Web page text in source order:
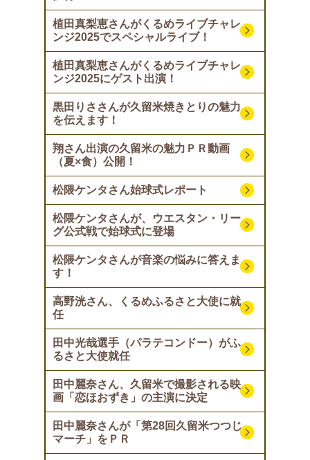
植田真梨恵さんがくるめライブチャレ
ンジ2025でスペシャルライブ！
植田真梨恵さんがくるめライブチャレ
ンジ2025にゲスト出演！
黒田りささんが久留米焼きとりの魅力
を伝えます！
翔さん出演の久留米の魅力ＰＲ動画
（夏×食）公開！
松隈ケンタさん始球式レポート
松隈ケンタさんが、ウエスタン・リー
グ公式戦で始球式に登場
松隈ケンタさんが音楽の悩みに答えま
す！
高野洸さん、くるめふるさと大使に就
任
田中光哉選手（パラテコンドー）がふ
るさと大使就任
田中麗奈さん、久留米で撮影される映
画「恋ほおずき」の主演に決定
田中麗奈さんが「第28回久留米つつじ
マーチ」をＰＲ